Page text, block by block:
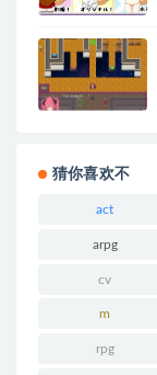
猜你喜欢不
act
arpg
cv
m
rpg